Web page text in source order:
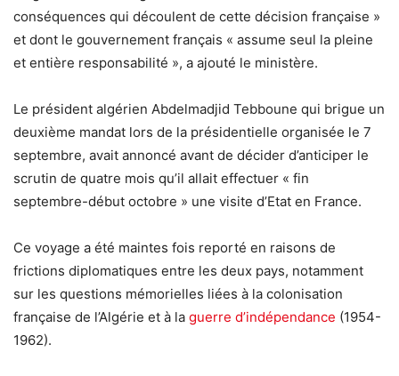
conséquences qui découlent de cette décision française »
et dont le gouvernement français « assume seul la pleine
et entière responsabilité », a ajouté le ministère.
Le président algérien Abdelmadjid Tebboune qui brigue un
deuxième mandat lors de la présidentielle organisée le 7
septembre, avait annoncé avant de décider d’anticiper le
scrutin de quatre mois qu’il allait effectuer « fin
septembre-début octobre » une visite d’Etat en France.
Ce voyage a été maintes fois reporté en raisons de
frictions diplomatiques entre les deux pays, notamment
sur les questions mémorielles liées à la colonisation
française de l’Algérie et à la guerre d’indépendance (1954-
1962).